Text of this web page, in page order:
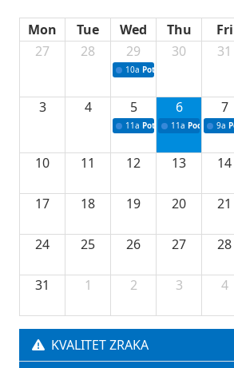
Mon Tue Wed Thu Fri
27
28 29
10a Potpisivanje ugovora
30 31
3 4 5
11a Potpisivanje ugovora
6
11a Podrška
7
9a
10 11 12 13 14
17 18 19 20 21
24 25 26 27 28
31 1 2 3 4
KVALITET ZRAKA